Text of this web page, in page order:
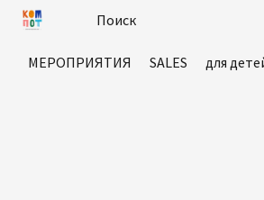
МЕРОПРИЯТИЯ SALES для